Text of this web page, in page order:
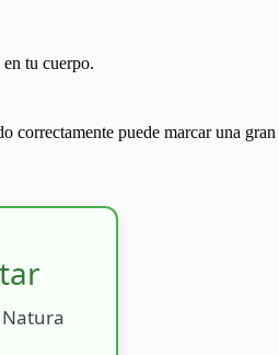
tu cuerpo.
puede marcar una